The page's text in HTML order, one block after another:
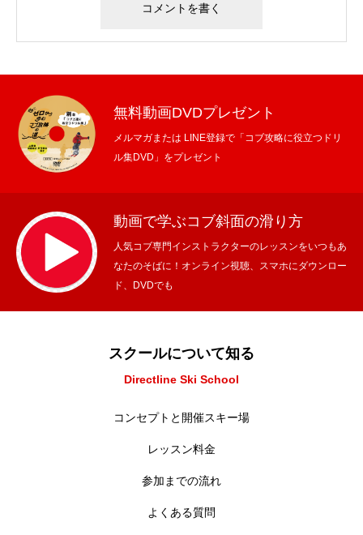
無料動画DVDプレゼント
メルマガまたは LINE登録で「コブ攻略に役立つドリ
ル集DVD」をプレゼント
動画で学ぶコブ斜面の滑り方
人気コブ専門インストラクターのレッスンをいつもあ
なたのそばに！オンライン視聴、スマホにダウンロー
ド、DVDでも
スクールについて知る
Directline Ski School
コンセプトと開催スキー場
レッスン料金
参加までの流れ
よくある質問